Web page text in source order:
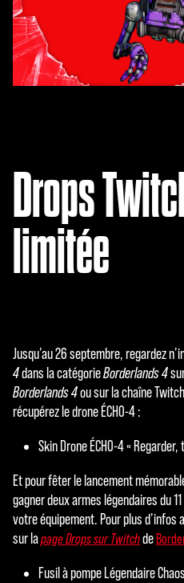
Drops
limitée
Jusqu’au 26 septembre, regardez
4dans la catégorieBorderlands 4
Borderlands 4ou sur la chaîne
récupérez le drone ÉCHO-4 :
Skin Drone ÉCHO-4 «
Et pour fêter le lancement
gagner deux armes légendaires du
votre équipement. Pour plus
sur lapage Drops sur Twitchde
Fusil à pompe Légendaire